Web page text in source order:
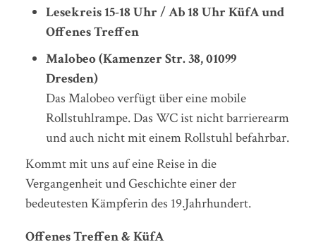
Lesekreis 15-18 Uhr / Ab 18 Uhr KüfA und
Offenes Treffen
Malobeo (Kamenzer Str. 38, 01099
Dresden)
Das Malobeo verfügt über eine mobile
Rollstuhlrampe. Das WC ist nicht barrierearm
und auch nicht mit einem Rollstuhl befahrbar.
Kommt mit uns auf eine Reise in die
Vergangenheit und Geschichte einer der
bedeutesten Kämpferin des 19.Jahrhundert.
Offenes Treffen & KüfA